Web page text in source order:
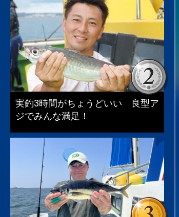
実釣3時間がちょうどいい 良型ア
ジでみんな満足！